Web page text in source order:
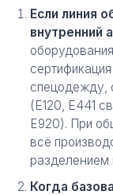
Если линия
внутренний
спецодежду,
(E120, E441
E920). При
всё
разделением
Когда